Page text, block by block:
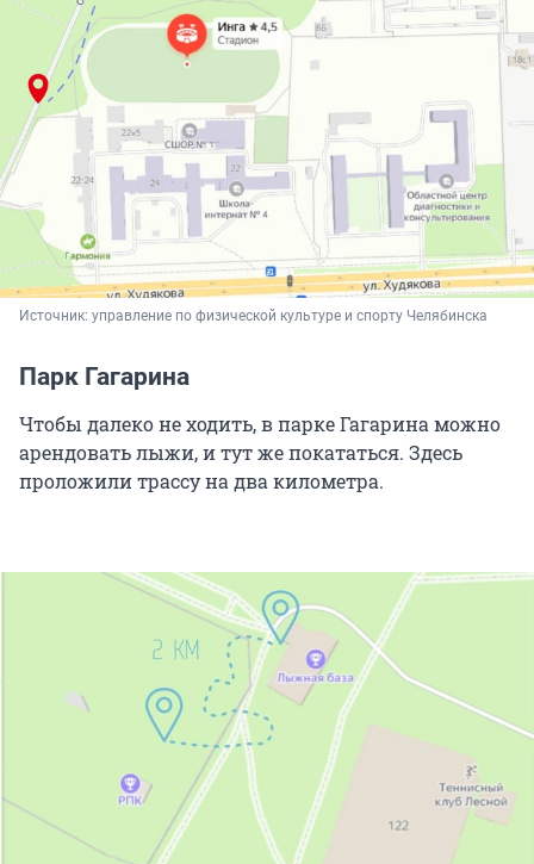
Источник: управление по физической культуре и спорту Челябинска
Парк Гагарина
Чтобы далеко не ходить, в парке Гагарина можно
арендовать лыжи, и тут же покататься. Здесь
проложили трассу на два километра.